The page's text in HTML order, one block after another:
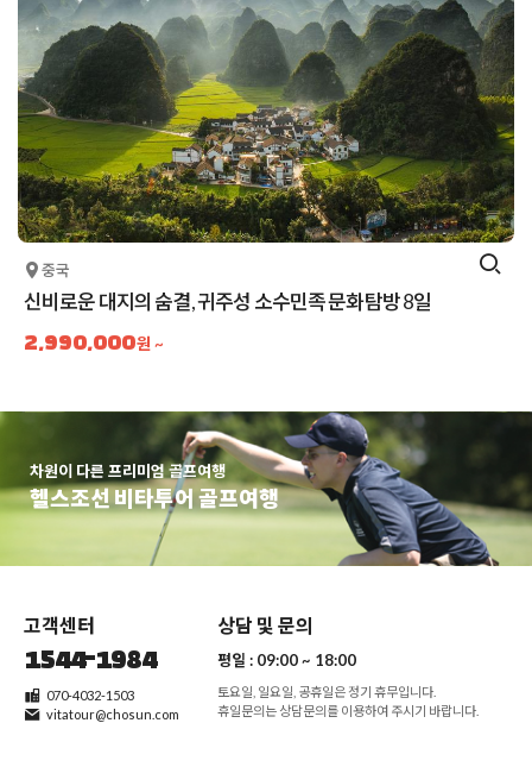
중국
신비로운 대지의 숨결, 귀주성 소수민족 문화탐방 8일
2,990,000원 ~
차원이 다른 프리미엄 골프여행
헬스조선 비타투어 골프여행
고객센터
1544-1984
070-4032-1503
vitatour@chosun.com
상담 및 문의
평일 : 09:00 ~ 18:00
토요일, 일요일, 공휴일은 정기 휴무입니다.
휴일문의는 상담문의를 이용하여 주시기 바랍니다.